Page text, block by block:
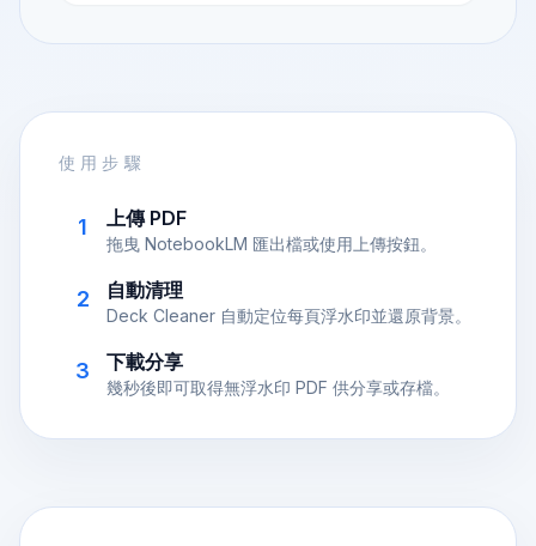
使用步驟
1 上傳 PDF
拖曳 NotebookLM 匯出檔或使用上傳按鈕。
2 自動清理
Deck Cleaner 自動定位每頁浮水印並還原背景。
3 下載分享
幾秒後即可取得無浮水印 PDF 供分享或存檔。